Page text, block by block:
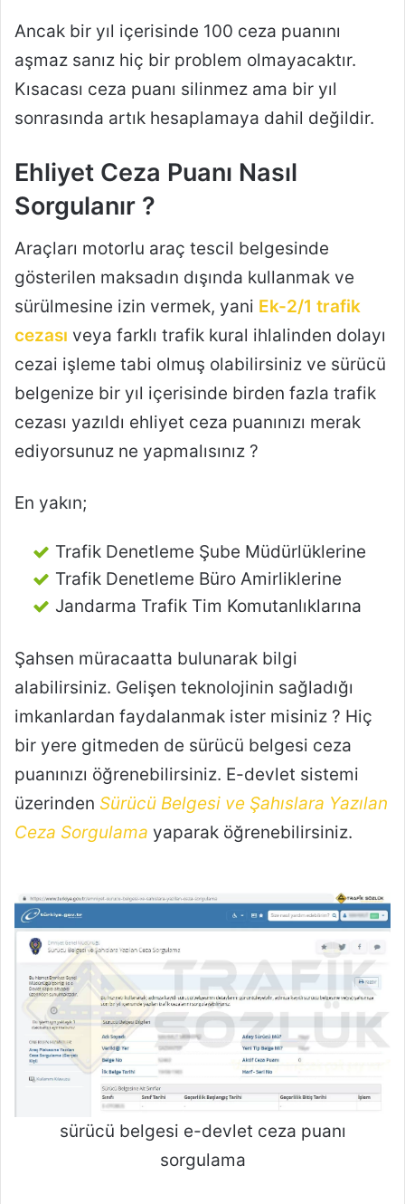
Ancak bir yıl içerisinde 100 ceza puanını
aşmaz sanız hiç bir problem olmayacaktır.
Kısacası ceza puanı silinmez ama bir yıl
sonrasında artık hesaplamaya dahil değildir.
Ehliyet Ceza Puanı Nasıl
Sorgulanır ?
Araçları motorlu araç tescil belgesinde
gösterilen maksadın dışında kullanmak ve
sürülmesine izin vermek, yani Ek-2/1 trafik
cezası veya farklı trafik kural ihlalinden dolayı
cezai işleme tabi olmuş olabilirsiniz ve sürücü
belgenize bir yıl içerisinde birden fazla trafik
cezası yazıldı ehliyet ceza puanınızı merak
ediyorsunuz ne yapmalısınız ?
En yakın;
Trafik Denetleme Şube Müdürlüklerine
Trafik Denetleme Büro Amirliklerine
Jandarma Trafik Tim Komutanlıklarına
Şahsen müracaatta bulunarak bilgi
alabilirsiniz. Gelişen teknolojinin sağladığı
imkanlardan faydalanmak ister misiniz ? Hiç
bir yere gitmeden de sürücü belgesi ceza
puanınızı öğrenebilirsiniz. E-devlet sistemi
üzerinden Sürücü Belgesi ve Şahıslara Yazılan
Ceza Sorgulama yaparak öğrenebilirsiniz.
sürücü belgesi e-devlet ceza puanı
sorgulama